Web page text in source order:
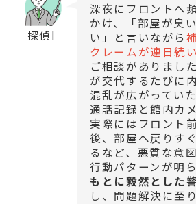
探偵I
深夜にフロントへ
かけ、「部屋が臭
い」と言いながら
クレームが連日続
ご相談がありまし
が交代するたびに
混乱が広がってい
通話記録と館内カ
実際にはフロント
後、部屋へ戻りす
るなど、悪質な意
行動パターンが明ら
もとに毅然とした
し、問題解決に至